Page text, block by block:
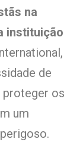
na
instituição
de
proteger os
um